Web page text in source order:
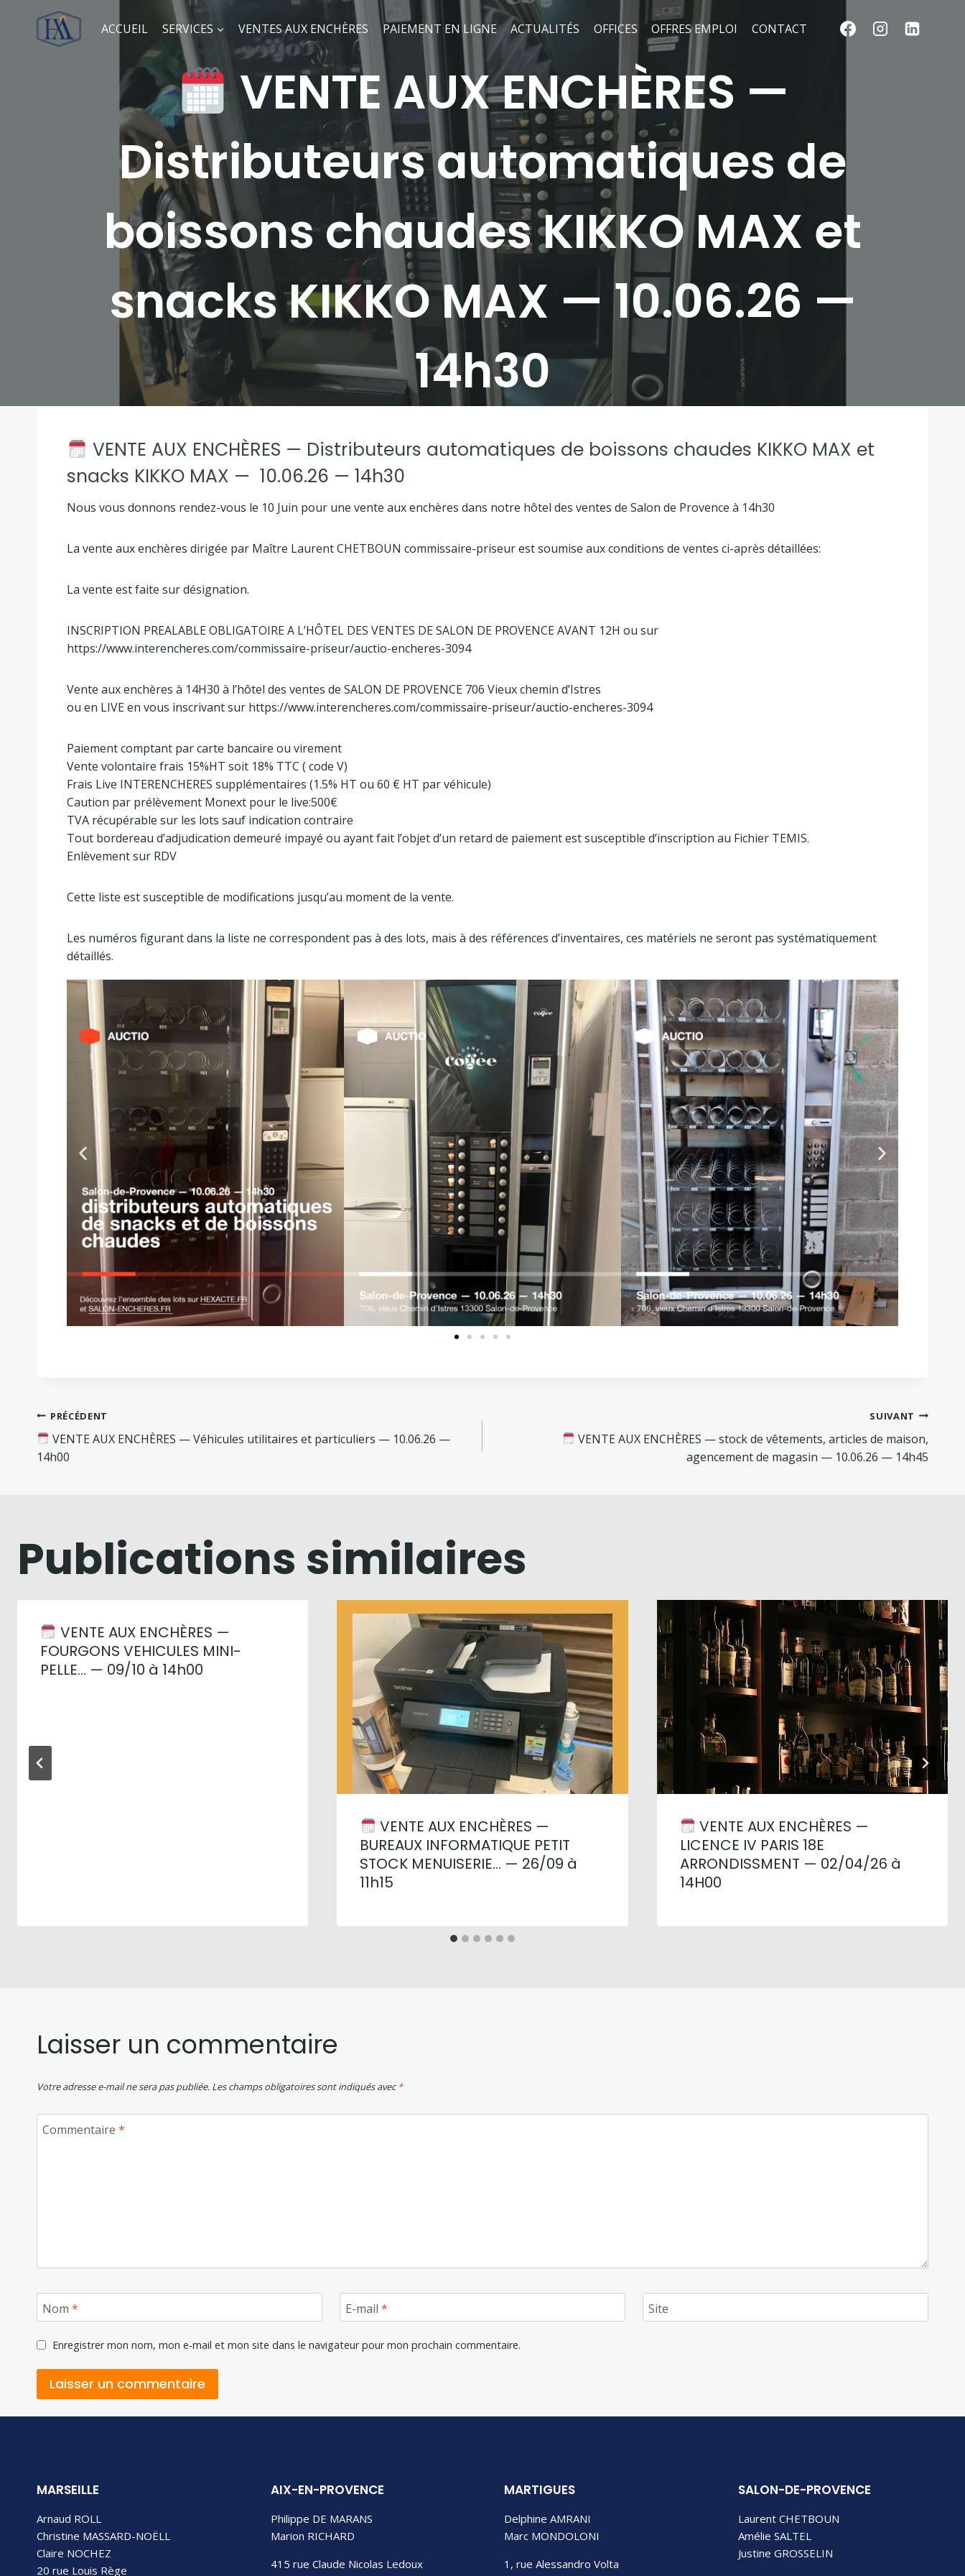
ACCUEIL SERVICES VENTES AUX ENCHÈRES PAIEMENT EN LIGNE ACTUALITÉS OFFICES OFFRES EMPLOI CONTACT
VENTE AUX ENCHÈRES —
Distributeurs automatiques de
boissons chaudes KIKKO MAX et
snacks KIKKO MAX — 10.06.26 —
14h30
VENTE AUX ENCHÈRES — Distributeurs automatiques de boissons chaudes KIKKO MAX et
snacks KIKKO MAX — 10.06.26 — 14h30
Nous vous donnons rendez-vous le 10 Juin pour une vente aux enchères dans notre hôtel des ventes de Salon de Provence à 14h30
La vente aux enchères dirigée par Maître Laurent CHETBOUN commissaire-priseur est soumise aux conditions de ventes ci-après détaillées:
La vente est faite sur désignation.
INSCRIPTION PREALABLE OBLIGATOIRE A L’HÔTEL DES VENTES DE SALON DE PROVENCE AVANT 12H ou sur
https://www.interencheres.com/commissaire-priseur/auctio-encheres-3094
Vente aux enchères à 14H30 à l’hôtel des ventes de SALON DE PROVENCE 706 Vieux chemin d’Istres
ou en LIVE en vous inscrivant sur https://www.interencheres.com/commissaire-priseur/auctio-encheres-3094
Paiement comptant par carte bancaire ou virement
Vente volontaire frais 15%HT soit 18% TTC ( code V)
Frais Live INTERENCHERES supplémentaires (1.5% HT ou 60 € HT par véhicule)
Caution par prélèvement Monext pour le live:500€
TVA récupérable sur les lots sauf indication contraire
Tout bordereau d’adjudication demeuré impayé ou ayant fait l’objet d’un retard de paiement est susceptible d’inscription au Fichier TEMIS.
Enlèvement sur RDV
Cette liste est susceptible de modifications jusqu’au moment de la vente.
Les numéros figurant dans la liste ne correspondent pas à des lots, mais à des références d’inventaires, ces matériels ne seront pas systématiquement
détaillés.
PRÉCÉDENT
VENTE AUX ENCHÈRES — Véhicules utilitaires et particuliers — 10.06.26 —
14h00
SUIVANT
VENTE AUX ENCHÈRES — stock de vêtements, articles de maison,
agencement de magasin — 10.06.26 — 14h45
Publications similaires
VENTE AUX ENCHÈRES —
FOURGONS VEHICULES MINI-
PELLE… — 09/10 à 14h00
VENTE AUX ENCHÈRES —
BUREAUX INFORMATIQUE PETIT
STOCK MENUISERIE… — 26/09 à
11h15
VENTE AUX ENCHÈRES —
LICENCE IV PARIS 18E
ARRONDISSMENT — 02/04/26 à
14H00
Laisser un commentaire
Votre adresse e-mail ne sera pas publiée. Les champs obligatoires sont indiqués avec*
Commentaire *
Nom * E-mail * Site
Enregistrer mon nom, mon e-mail et mon site dans le navigateur pour mon prochain commentaire.
MARSEILLE
Arnaud ROLL
Christine MASSARD-NOËLL
Claire NOCHEZ
20 rue Louis Rège
AIX-EN-PROVENCE
Philippe DE MARANS
Marion RICHARD
415 rue Claude Nicolas Ledoux
MARTIGUES
Delphine AMRANI
Marc MONDOLONI
1, rue Alessandro Volta
SALON-DE-PROVENCE
Laurent CHETBOUN
Amélie SALTEL
Justine GROSSELIN